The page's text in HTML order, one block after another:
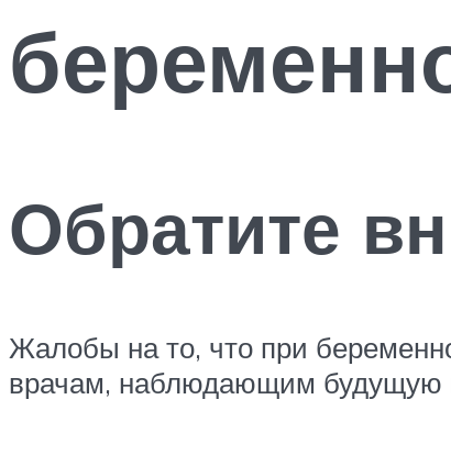
Обратите
Жалобы на то, что при
врачам, наблюдающим будущую